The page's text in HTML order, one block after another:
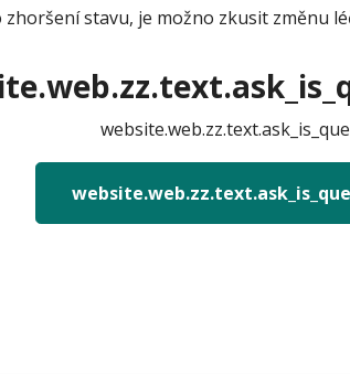
stavu, je možno zkusit změnu